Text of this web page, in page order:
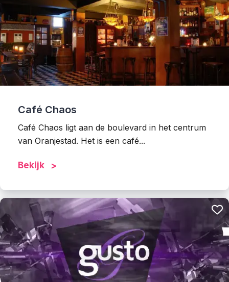
Café Chaos
Café Chaos ligt aan de boulevard in het centrum
van Oranjestad. Het is een café...
Bekijk